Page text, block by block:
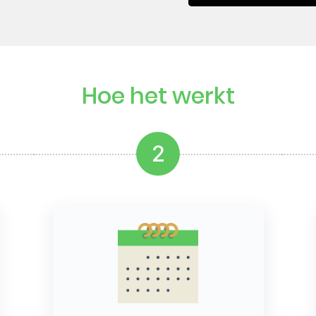
Hoe het werkt
2